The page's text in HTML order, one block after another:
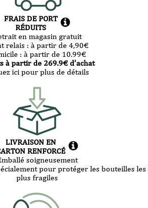
FRAIS DE PORT
RÉDUITS
en magasin gratuit
relais : à partir de 4,90€
: à partir de 10.99€
à partir de 269.9€ d’achat
ici pour plus de détails
LIVRAISON EN
RENFORCÉ
soigneusement
pour protéger les bouteilles les
plus fragiles